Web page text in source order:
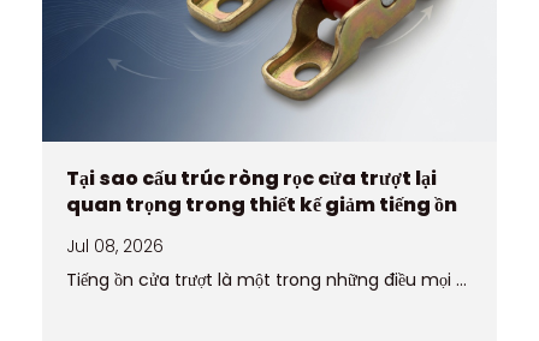
Tại sao cấu trúc ròng rọc cửa trượt lại
quan trọng trong thiết kế giảm tiếng ồn
Jul 08, 2026
Tiếng ồn cửa trượt là một trong những điều mọi ...